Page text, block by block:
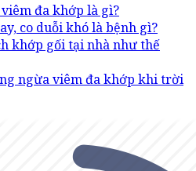
đa khớp là gì?
co duỗi khó là bệnh gì?
khớp gối tại nhà như thế
ngừa viêm đa khớp khi trời